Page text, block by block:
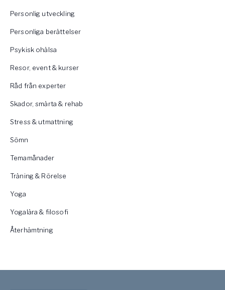
Personlig utveckling
Personliga berättelser
Psykisk ohälsa
Resor, event & kurser
Råd från experter
Skador, smärta & rehab
Stress & utmattning
Sömn
Temamånader
Träning & Rörelse
Yoga
Yogalära & filosofi
Återhämtning